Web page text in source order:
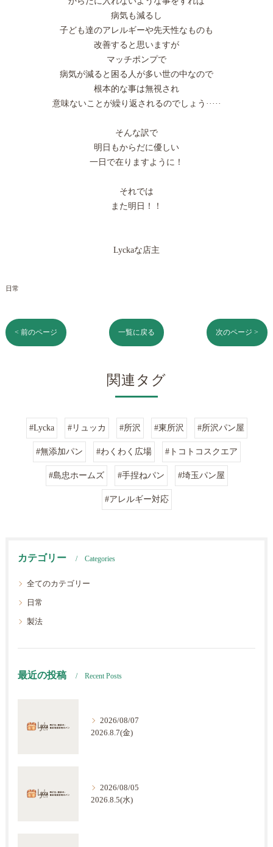
病気も減るし
子ども達のアレルギーや先天性なものも
改善すると思いますが
マッチポンプで
病気が減ると困る人が多い世の中なので
根本的な事は無視され
意味ないことが繰り返されるのでしょう·····
そんな訳で
明日もからだに優しい
一日で在りますように！
それでは
また明日！！
Lyckaな店主
日常
< 前のページ 一覧に戻る 次のページ >
関連タグ
#Lycka #リュッカ #所沢 #東所沢 #所沢パン屋
#無添加パン #わくわく広場 #トコトコスクエア
#島忠ホームズ #手捏ねパン #埼玉パン屋
#アレルギー対応
カテゴリー Categories
全てのカテゴリー
日常
製法
最近の投稿 Recent Posts
2026/08/07
2026.8.7(金)
2026/08/05
2026.8.5(水)